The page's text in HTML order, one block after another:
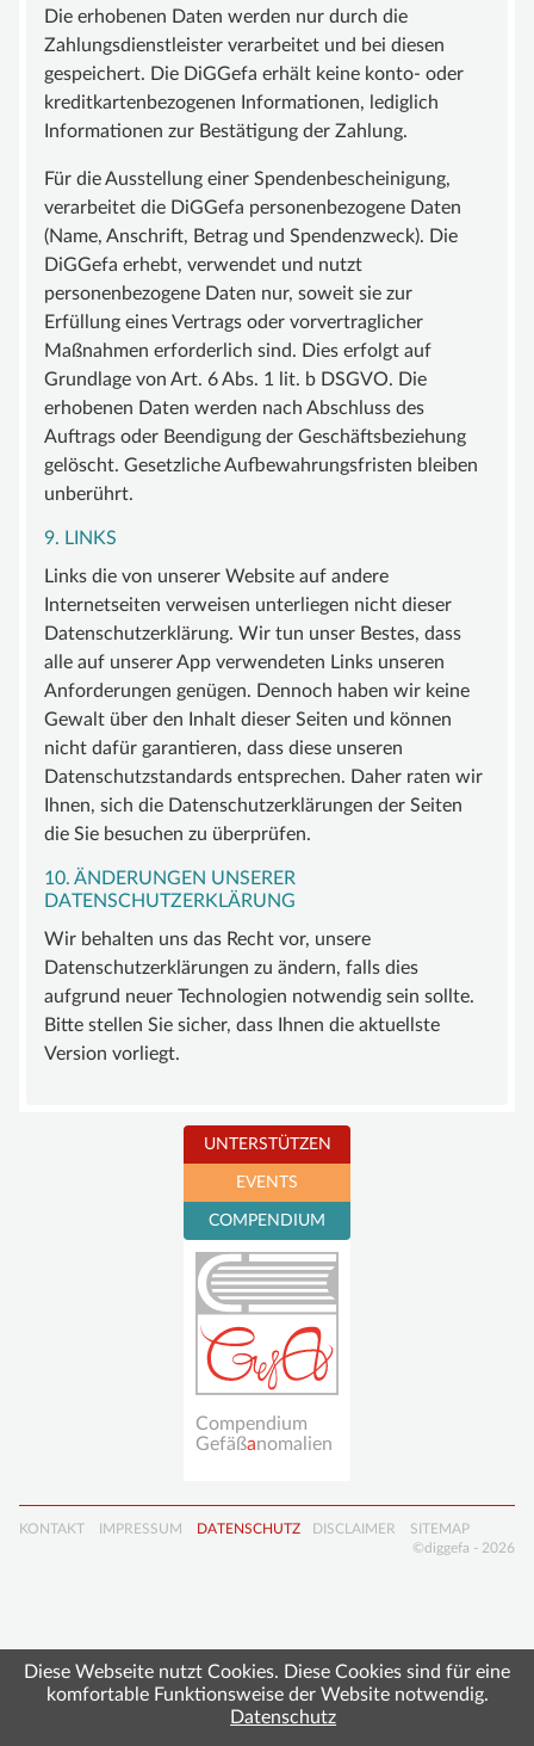
Die erhobenen Daten werden nur durch die
Zahlungsdienstleister verarbeitet und bei diesen
gespeichert. Die DiGGefa erhält keine konto- oder
kreditkartenbezogenen Informationen, lediglich
Informationen zur Bestätigung der Zahlung.
Für die Ausstellung einer Spendenbescheinigung,
verarbeitet die DiGGefa personenbezogene Daten
(Name, Anschrift, Betrag und Spendenzweck). Die
DiGGefa erhebt, verwendet und nutzt
personenbezogene Daten nur, soweit sie zur
Erfüllung eines Vertrags oder vorvertraglicher
Maßnahmen erforderlich sind. Dies erfolgt auf
Grundlage von Art. 6 Abs. 1 lit. b DSGVO. Die
erhobenen Daten werden nach Abschluss des
Auftrags oder Beendigung der Geschäftsbeziehung
gelöscht. Gesetzliche Aufbewahrungsfristen bleiben
unberührt.
9. LINKS
Links die von unserer Website auf andere
Internetseiten verweisen unterliegen nicht dieser
Datenschutzerklärung. Wir tun unser Bestes, dass
alle auf unserer App verwendeten Links unseren
Anforderungen genügen. Dennoch haben wir keine
Gewalt über den Inhalt dieser Seiten und können
nicht dafür garantieren, dass diese unseren
Datenschutzstandards entsprechen. Daher raten wir
Ihnen, sich die Datenschutzerklärungen der Seiten
die Sie besuchen zu überprüfen.
10. ÄNDERUNGEN UNSERER
DATENSCHUTZERKLÄRUNG
Wir behalten uns das Recht vor, unsere
Datenschutzerklärungen zu ändern, falls dies
aufgrund neuer Technologien notwendig sein sollte.
Bitte stellen Sie sicher, dass Ihnen die aktuellste
Version vorliegt.
UNTERSTÜTZEN
Per PayPal spenden
Mitglied werden
Fördermitgliedschaft
Spendenkonto
EVENTS
7. Jahrestagung der
DiGGefa
Masterclass und
interdisziplinäres
Symposium
Gefäßanomalien
2026
COMPENDIUM
Compendium
Gefäßanomalien
überspringen
KONTAKT IMPRESSUM DATENSCHUTZ DISCLAIMER
SITEMAP
©diggefa - 2026
Diese Webseite nutzt Cookies. Diese Cookies sind für eine
komfortable Funktionsweise der Website notwendig.
Datenschutz